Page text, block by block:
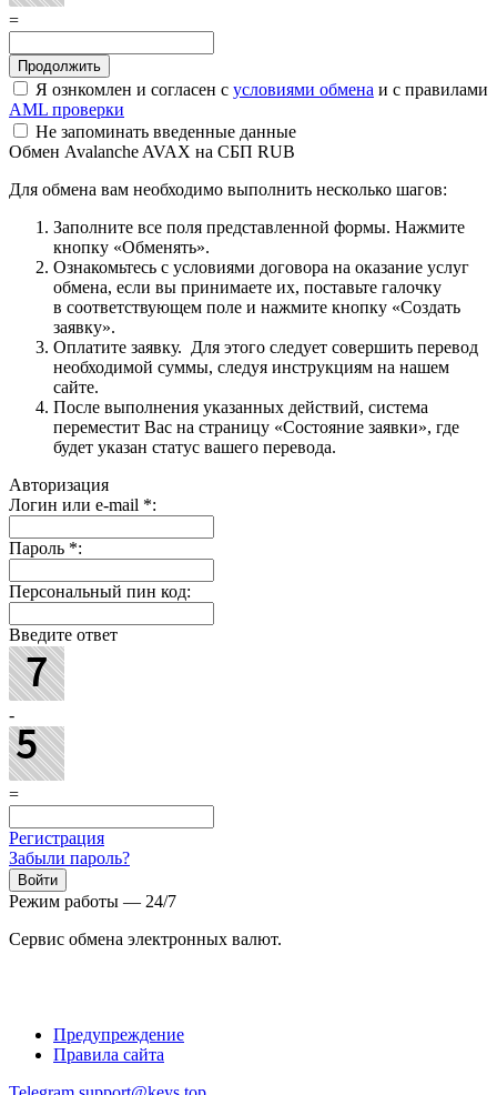
=
Я ознкомлен и согласен с условиями обмена и с правилами
AML проверки
Не запоминать введенные данные
Обмен Avalanche AVAX на СБП RUB
Для обмена вам необходимо выполнить несколько шагов:
Заполните все поля представленной формы. Нажмите
кнопку «Обменять».
Ознакомьтесь с условиями договора на оказание услуг
обмена, если вы принимаете их, поставьте галочку
в соответствующем поле и нажмите кнопку «Создать
заявку».
Оплатите заявку. Для этого следует совершить перевод
необходимой суммы, следуя инструкциям на нашем
сайте.
После выполнения указанных действий, система
переместит Вас на страницу «Состояние заявки», где
будет указан статус вашего перевода.
Авторизация
Логин или e-mail *:
Пароль *:
Персональный пин код:
Введите ответ
-
=
Регистрация
Забыли пароль?
Режим работы — 24/7
Сервис обмена электронных валют.
Предупреждение
Правила сайта